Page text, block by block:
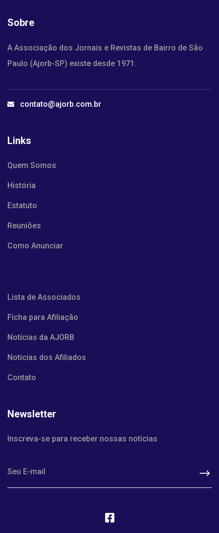
Sobre
A Associação dos Jornais e Revistas de Bairro de São
Paulo (Ajorb-SP) existe desde 1971.
contato@ajorb.com.br
Links
Quem Somos
História
Estatuto
Reuniões
Como Anunciar
Lista de Associados
Ficha para Afiliação
Notícias da AJORB
Notícias dos Afiliados
Contato
Newsletter
Inscreva-se para receber nossas notícias